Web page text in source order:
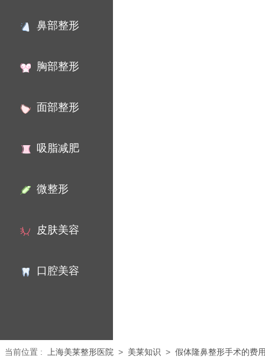
鼻部整形
胸部整形
面部整形
吸脂减肥
微整形
皮肤美容
口腔美容
当前位置 : 上海美莱整形医院 > 美莱知识 > 假体隆鼻整形手术的费